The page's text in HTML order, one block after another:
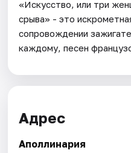
«Искусство, или три
срыва» - это
сопровождении
каждому, песен
Адрес
Аполлинария